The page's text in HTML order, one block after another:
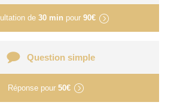
de 30 min pour 90€
Question simple
Réponse pour 50€